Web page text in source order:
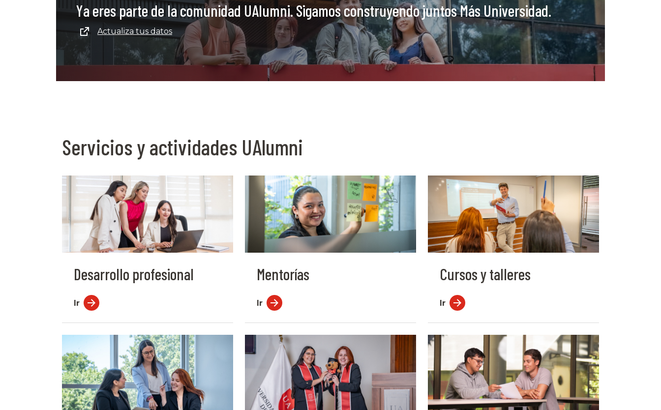
Ya eres parte de la comunidad UAlumni. Sigamos construyendo juntos Más Universidad.
Actualiza tus datos
Servicios y actividades UAlumni
Desarrollo profesional
Ir
Mentorías
Ir
Cursos y talleres
Ir